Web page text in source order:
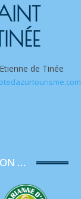
de Tinée
...